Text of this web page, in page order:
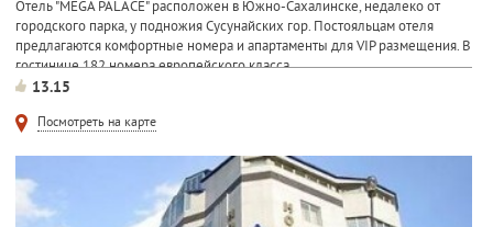
Отель "MEGA PALACE" расположен в Южно-Сахалинске, недалеко от
городского парка, у подножия Сусунайских гор. Постояльцам отеля
предлагаются комфортные номера и апартаменты для VIP размещения. В
гостинице 182 номера европейского класса. ...
13.15
Посмотреть на карте